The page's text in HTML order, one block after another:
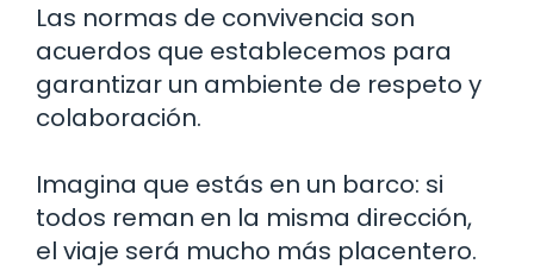
Las normas de convivencia son
acuerdos que establecemos para
garantizar un ambiente de respeto y
colaboración.
Imagina que estás en un barco: si
todos reman en la misma dirección,
el viaje será mucho más placentero.